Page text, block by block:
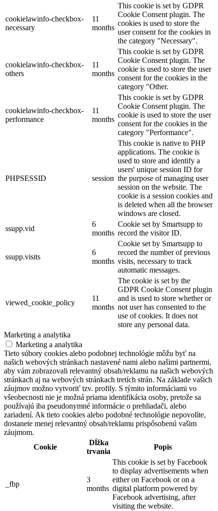
cookielawinfo-checkbox-
necessary
11
months
This cookie is set by GDPR
Cookie Consent plugin. The
cookies is used to store the
user consent for the cookies in
the category "Necessary".
cookielawinfo-checkbox-
others
11
months
This cookie is set by GDPR
Cookie Consent plugin. The
cookie is used to store the user
consent for the cookies in the
category "Other.
cookielawinfo-checkbox-
performance
11
months
This cookie is set by GDPR
Cookie Consent plugin. The
cookie is used to store the user
consent for the cookies in the
category "Performance".
PHPSESSID session
This cookie is native to PHP
applications. The cookie is
used to store and identify a
users' unique session ID for
the purpose of managing user
session on the website. The
cookie is a session cookies and
is deleted when all the browser
windows are closed.
ssupp.vid
6
months
Cookie set by Smartsupp to
record the visitor ID.
ssupp.visits
6
months
Cookie set by Smartsupp to
record the number of previous
visits, necessary to track
automatic messages.
viewed_cookie_policy
11
months
The cookie is set by the
GDPR Cookie Consent plugin
and is used to store whether or
not user has consented to the
use of cookies. It does not
store any personal data.
Marketing a analytika
Marketing a analytika
Tieto súbory cookies alebo podobnej technológie môžu byť na
našich webových stránkach nastavené nami alebo našimi partnermi,
aby vám zobrazovali relevantný obsah/reklamu na našich webových
stránkach aj na webových stránkach tretích strán. Na základe vašich
záujmov možno vytvoriť tzv. profily. S týmito informáciami vo
všeobecnosti nie je možná priama identifikácia osoby, pretože sa
používajú iba pseudonymné informácie o prehliadači, alebo
zariadení. Ak tieto cookies alebo podobné technológie nepovolíte,
dostanete menej relevantný obsah/reklamu prispôsobenú vašim
záujmom.
Cookie
Dĺžka
trvania
Popis
_fbp
3
months
This cookie is set by Facebook
to display advertisements when
either on Facebook or on a
digital platform powered by
Facebook advertising, after
visiting the website.